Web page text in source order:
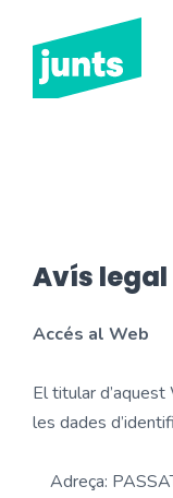
Junts
Guíxols
BUTLLETINS
CONTACTE
Avís legal
Accés al Web
El titular
les dades
Adreça: